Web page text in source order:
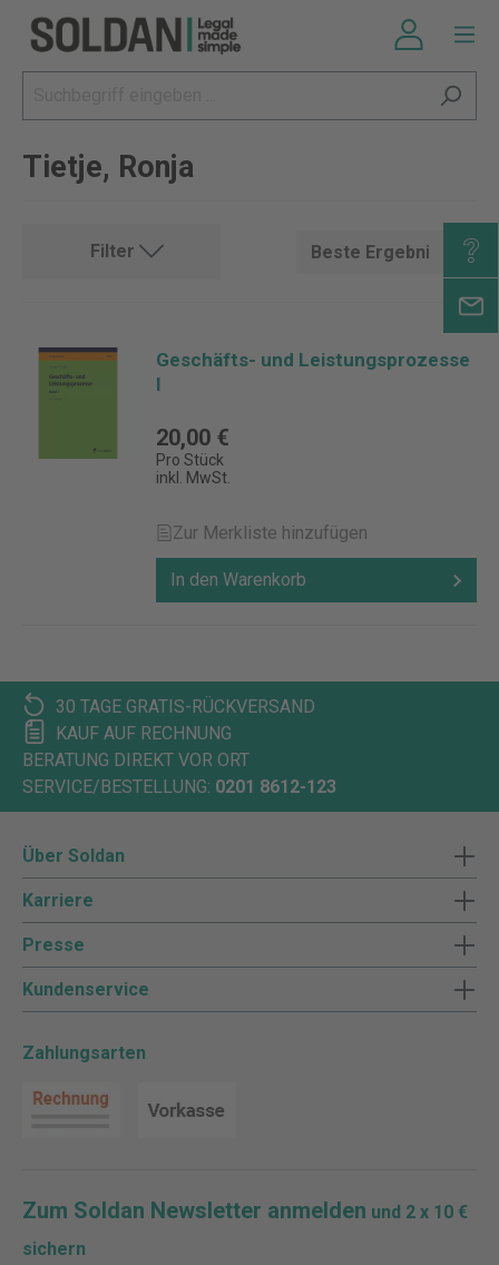
Tietje, Ronja
Filter
Geschäfts- und Leistungsprozesse
I
20,00 €
Pro Stück
inkl. MwSt.
Zur Merkliste hinzufügen
In den Warenkorb
30 TAGE GRATIS-RÜCKVERSAND
KAUF AUF RECHNUNG
BERATUNG DIREKT VOR ORT
SERVICE/BESTELLUNG: 0201 8612-123
Über Soldan
Karriere
Presse
Kundenservice
Zahlungsarten
Zum Soldan Newsletter anmelden und 2 x 10 €
sichern